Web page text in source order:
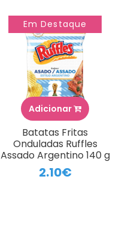
Em Destaque
Adicionar
Batatas Fritas
Onduladas Ruffles
Assado Argentino 140 g
2.10€